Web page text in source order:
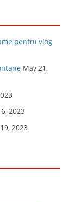
pentru vlog
May 21,
2023
2023